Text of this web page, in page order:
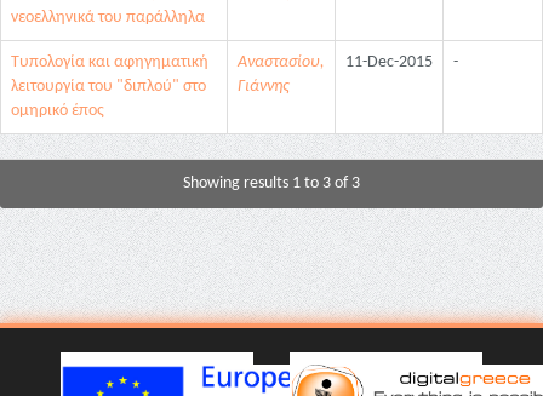
νεοελληνικά του παράλληλα
Τυπολογία και αφηγηματική
λειτουργία του "διπλού" στο
ομηρικό έπος
Αναστασίου,
Γιάννης
11-Dec-2015 -
Showing results 1 to 3 of 3